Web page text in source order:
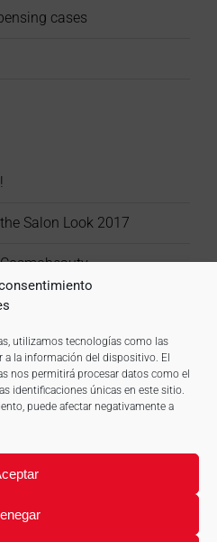
utilizamos tecnologías como las
a la información del dispositivo. El
nos permitirá procesar datos como el
identificaciones únicas en este sitio.
puede afectar negativamente a
cases
Salon Look 2017